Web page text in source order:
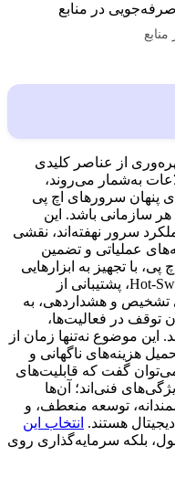
از عناصر کلیدی
به‌شمار می‌روند،
پنهان سرورهای اچ‌ پی
سازمانی باشد. این
سرور نهفته‌اند، نقشی
عملیاتی و تضمین
با تجهیز به ابزارهایی
مانند مدیریت از راه دور، ماژول‌های Hot-Swap، پشتیبانی از
و هشداردهی، به
توقف در فعالیت‌ها،
این موضوع نه‌تنها زمان از
هزینه‌های ناگهانی و
گفت که قابلیت‌های
فنی‌اند؛ آن‌ها
توسعه منعطف، و
هستند. انتخاب این
بلکه سرمایه‌گذاری روی